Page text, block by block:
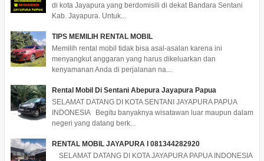
di kota Jayapura yang berdomisili di dekat Bandara Sentani
Kab. Jayapura. Untuk...
TIPS MEMILIH RENTAL MOBIL
Memilih rental mobil tidak bisa asal-asalan karena ini
menyangkut anggaran yang harus dikeluarkan dan
kenyamanan Anda di perjalanan na...
Rental Mobil Di Sentani Abepura Jayapura Papua
SELAMAT DATANG DI KOTA SENTANI JAYAPURA PAPUA
INDONESIA Begitu banyaknya wisatawan luar maupun dalam
negeri yang datang berk...
RENTAL MOBIL JAYAPURA I 081344282920
SELAMAT DATANG DI KOTA JAYAPURA PAPUA INDONESIA